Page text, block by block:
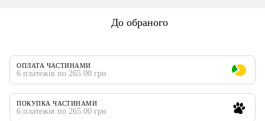
До обраного
ОПЛАТА ЧАСТИНАМИ
6 платежів по 265.00 грн
ПОКУПКА ЧАСТИНАМИ
6 платежів по 265.00 грн